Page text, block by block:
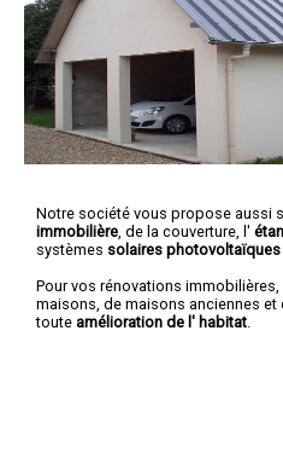
Notre société vous propose aussi
immobilière, de la couverture, l'
systèmes solaires photovoltaïques
Pour vos rénovations
maisons, de maisons anciennes
toute amélioration de l' habitat.